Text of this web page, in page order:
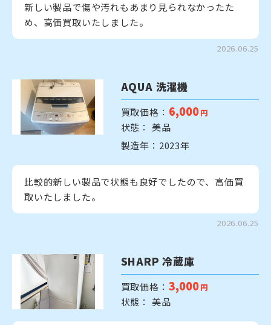
新しい製品で傷や汚れもあまり見られなかったた
め、高価買取いたしました。
2026.06.25
AQUA 洗濯機
買取価格： 6,000 円
状態： 美品
製造年：2023年
比較的新しい製品で状態も良好でしたので、高価買
取いたしました。
2026.06.25
SHARP 冷蔵庫
買取価格： 3,000 円
状態： 美品